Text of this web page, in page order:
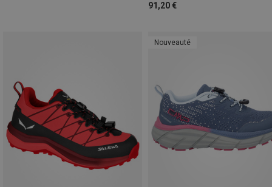
91,20 €
Nouveauté